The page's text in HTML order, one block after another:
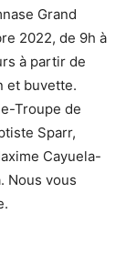
Grand
2022, de 9h à
à partir de
et buvette.
Troupe de
Sparr,
Cayuela-
Nous vous